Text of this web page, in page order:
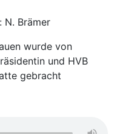
N. Brämer
wurde von
und HVB
gebracht